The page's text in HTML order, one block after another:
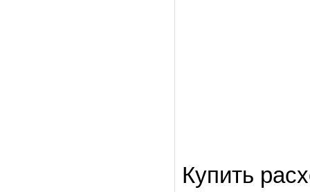
Купить